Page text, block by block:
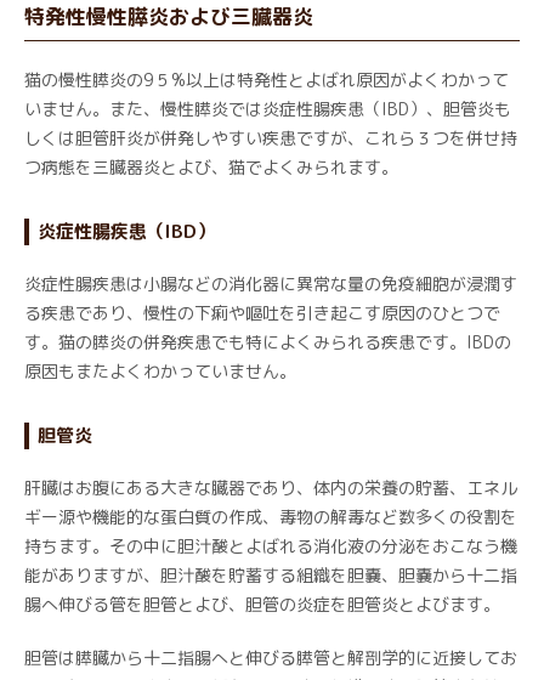
特発性慢性膵炎および三臓器炎
猫の慢性膵炎の9５%以上は特発性とよばれ原因がよくわかって
いません。また、慢性膵炎では炎症性腸疾患（IBD）、胆管炎も
しくは胆管肝炎が併発しやすい疾患ですが、これら３つを併せ持
つ病態を三臓器炎とよび、猫でよくみられます。
炎症性腸疾患（IBD）
炎症性腸疾患は小腸などの消化器に異常な量の免疫細胞が浸潤す
る疾患であり、慢性の下痢や嘔吐を引き起こす原因のひとつで
す。猫の膵炎の併発疾患でも特によくみられる疾患です。IBDの
原因もまたよくわかっていません。
胆管炎
肝臓はお腹にある大きな臓器であり、体内の栄養の貯蓄、エネル
ギー源や機能的な蛋白質の作成、毒物の解毒など数多くの役割を
持ちます。その中に胆汁酸とよばれる消化液の分泌をおこなう機
能がありますが、胆汁酸を貯蓄する組織を胆嚢、胆嚢から十二指
腸へ伸びる管を胆管とよび、胆管の炎症を胆管炎とよびます。
胆管は膵臓から十二指腸へと伸びる膵管と解剖学的に近接してお